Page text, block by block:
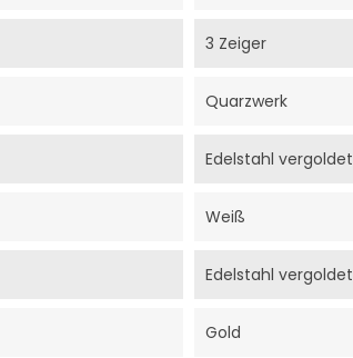
3 Zeiger
Quarzwerk
Edelstahl vergoldet
Weiß
Edelstahl vergoldet
Gold